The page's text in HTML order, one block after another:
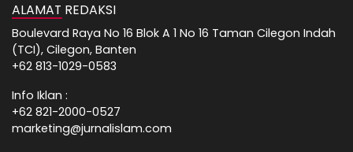
ALAMAT REDAKSI
Boulevard Raya No 16 Blok A 1 No 16 Taman Cilegon Indah
(TCI), Cilegon, Banten
+62 813-1029-0583
Info Iklan :
+62 821-2000-0527
marketing@jurnalislam.com